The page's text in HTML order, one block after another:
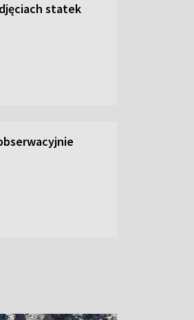
statek